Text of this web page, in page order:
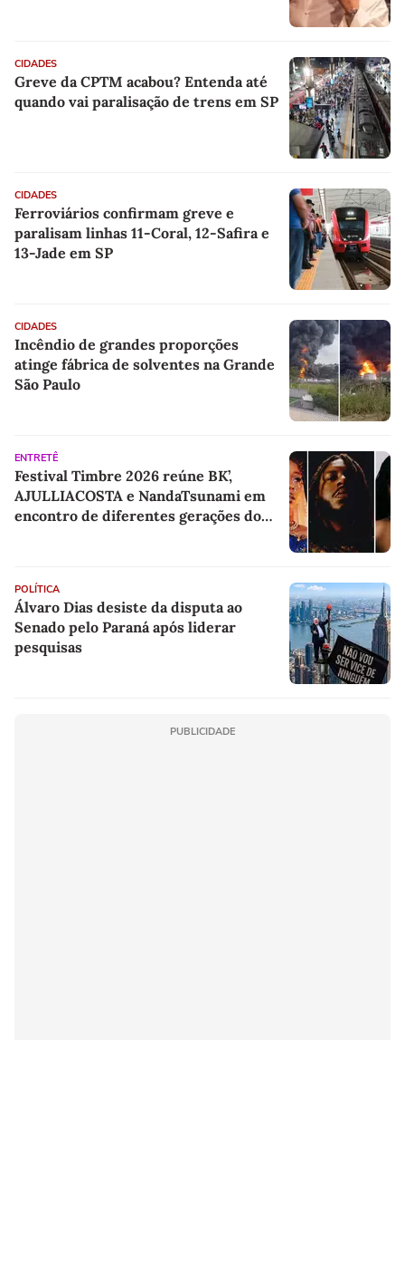
CIDADES
Greve da CPTM acabou? Entenda até
quando vai paralisação de trens em SP
CIDADES
Ferroviários confirmam greve e
paralisam linhas 11-Coral, 12-Safira e
13-Jade em SP
CIDADES
Incêndio de grandes proporções
atinge fábrica de solventes na Grande
São Paulo
ENTRETÊ
Festival Timbre 2026 reúne BK’,
AJULLIACOSTA e NandaTsunami em
encontro de diferentes gerações do
POLÍTICA
Álvaro Dias desiste da disputa ao
Senado pelo Paraná após liderar
pesquisas
PUBLICIDADE